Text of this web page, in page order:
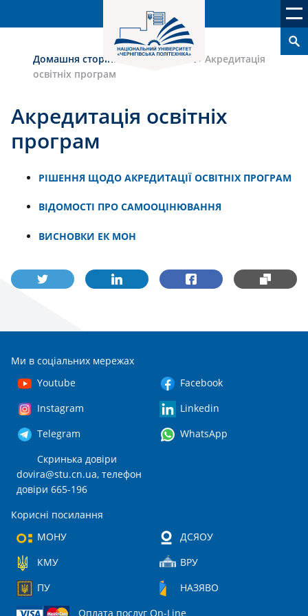
Домашня сторінка›Якість освіти › Акредитація
освітніх програм
Акредитація освітніх
програм
РІШЕННЯ ЩОДО АКРЕДИТАЦІЇ ОСВІТНІХ ПРОГРАМ
ВІДОМОСТІ ПРО САМООЦІНЮВАННЯ
ВИСНОВКИ ЕК МОН
Ми в соціальних мережах
Youtube
Facebook
Instagram
Linkedin
Telegram
WhatsApp
Скринька довіри
dovira@stu.cn.ua, телефон
довіри 665-196
Корисні посилання
МОНУ
ДСЯОУ
КМУ
ВРУ
ПУ
НАЗЯВО
Оплата послуг On-Line